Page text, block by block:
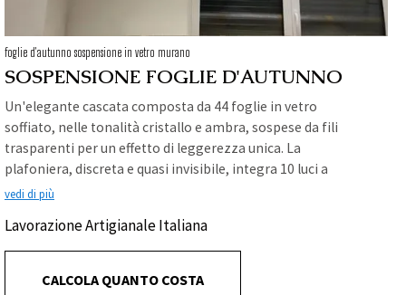
foglie d'autunno sospensione in vetro murano
SOSPENSIONE FOGLIE D'AUTUNNO
Un'elegante cascata composta da 44 foglie in vetro
soffiato, nelle tonalità cristallo e ambra, sospese da fili
trasparenti per un effetto di leggerezza unica. La
plafoniera, discreta e quasi invisibile, integra 10 luci a
lumetto che illuminano le foglie, creando un gioco di riflessi
Perfetta per ambienti raffinati, trasforma lo spazio in
un'opera d'arte. Progetto su misura.
vedi di più
Lavorazione Artigianale Italiana
CALCOLA QUANTO COSTA